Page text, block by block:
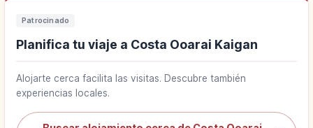
Patrocinado
Planifica tu viaje a Costa Ooarai Kaigan
Alojarte cerca facilita las visitas. Descubre también
experiencias locales.